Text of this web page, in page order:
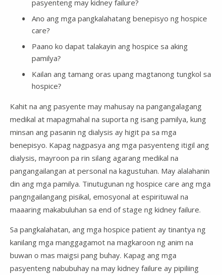
pasyenteng may kidney failure?
Ano ang mga pangkalahatang benepisyo ng hospice
care?
Paano ko dapat talakayin ang hospice sa aking
pamilya?
Kailan ang tamang oras upang magtanong tungkol sa
hospice?
Kahit na ang pasyente may mahusay na pangangalagang
medikal at mapagmahal na suporta ng isang pamilya, kung
minsan ang pasanin ng dialysis ay higit pa sa mga
benepisyo. Kapag nagpasya ang mga pasyenteng itigil ang
dialysis, mayroon pa rin silang agarang medikal na
pangangailangan at personal na kagustuhan. May alalahanin
din ang mga pamilya. Tinutugunan ng hospice care ang mga
pangngailangang pisikal, emosyonal at espirituwal na
maaaring makabuluhan sa end of stage ng kidney failure.
Sa pangkalahatan, ang mga hospice patient ay tinantya ng
kanilang mga manggagamot na magkaroon ng anim na
buwan o mas maigsi pang buhay. Kapag ang mga
pasyenteng nabubuhay na may kidney failure ay pipiliing